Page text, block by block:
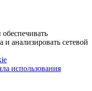
анализировать сетевой
использования